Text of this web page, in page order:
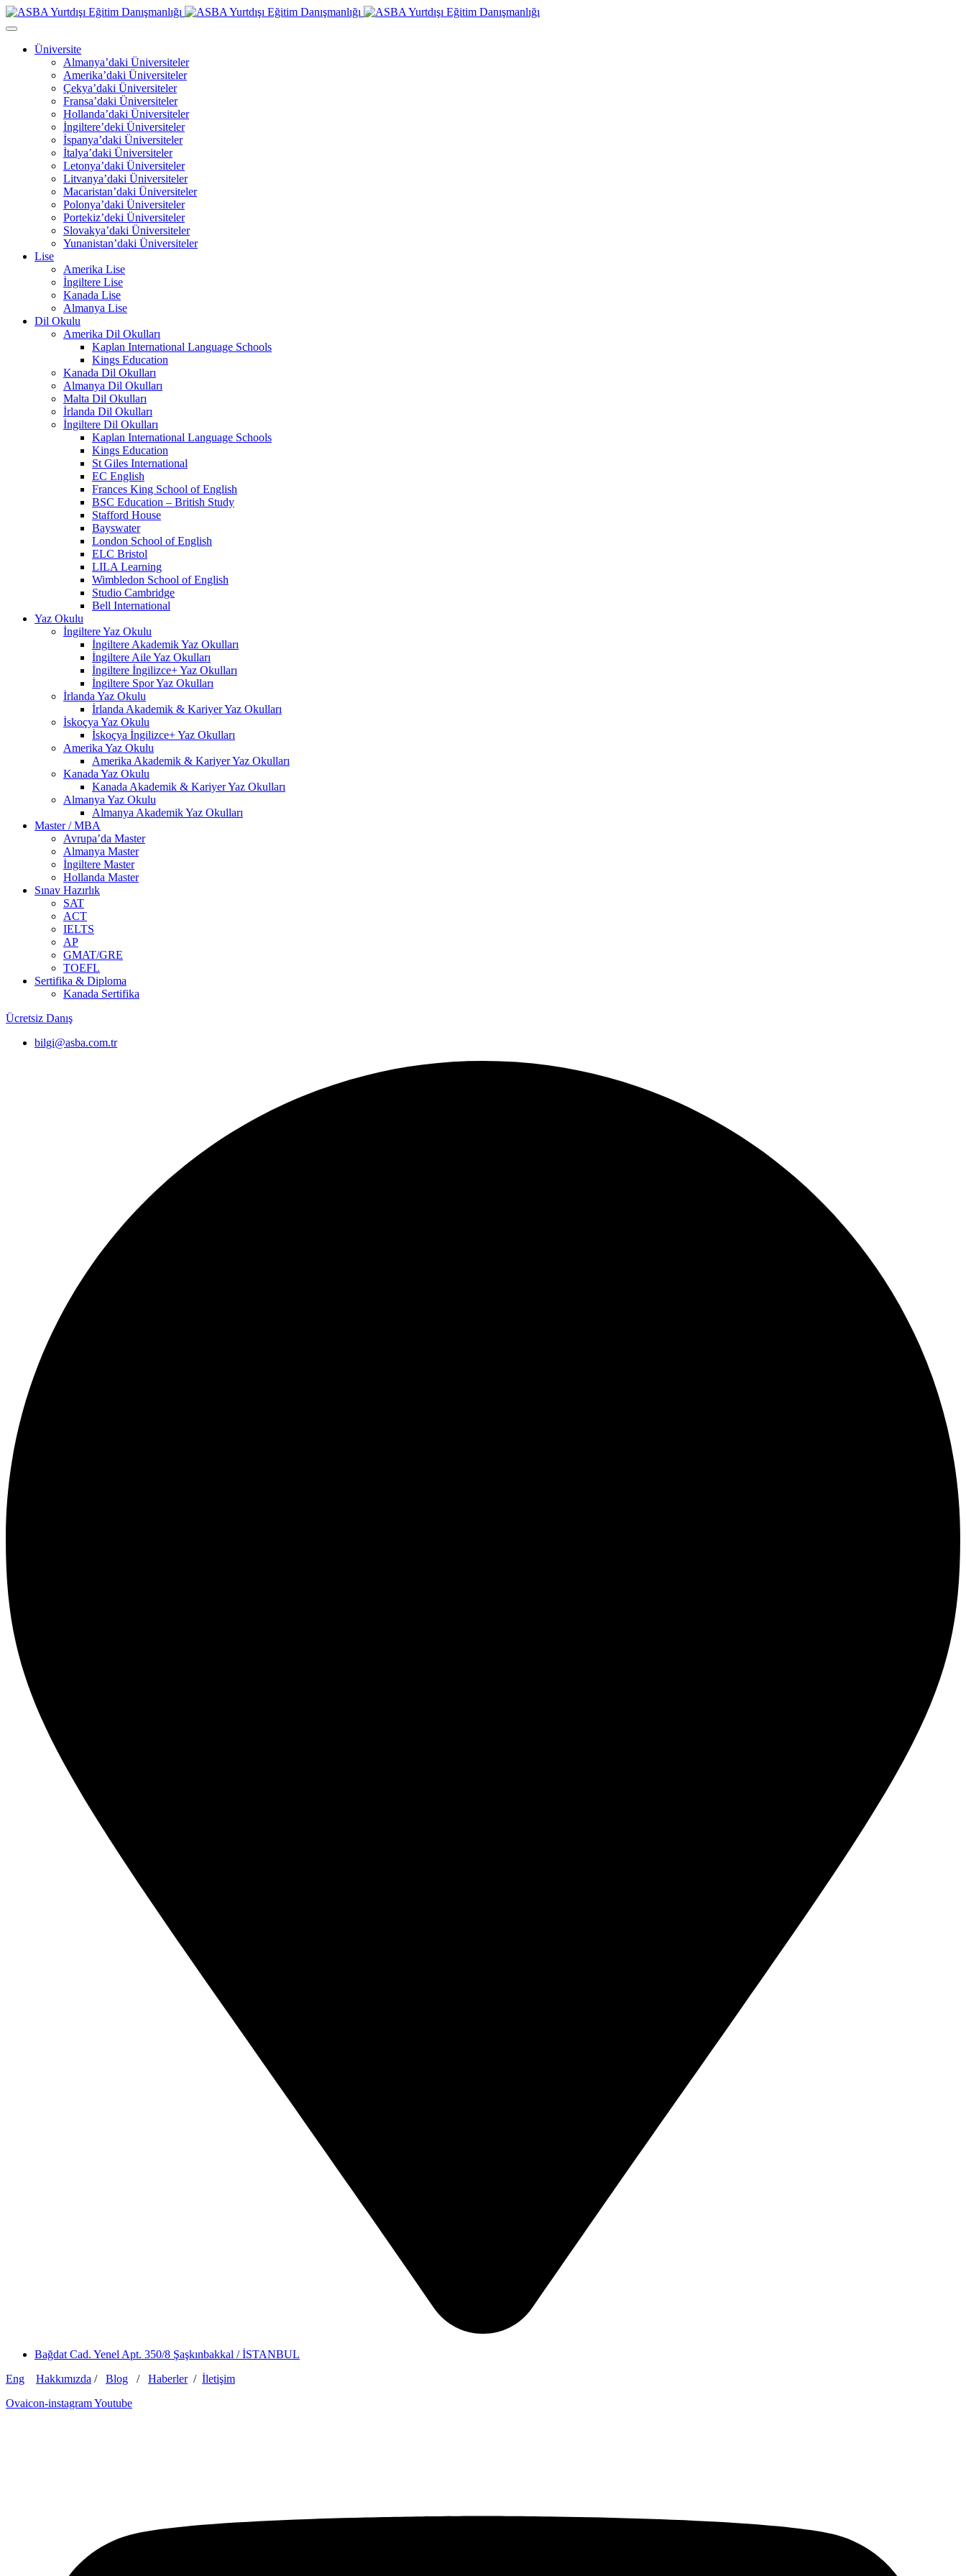
Üniversite
Almanya’daki Üniversiteler
Amerika’daki Üniversiteler
Çekya’daki Üniversiteler
Fransa’daki Üniversiteler
Hollanda’daki Üniversiteler
İngiltere’deki Üniversiteler
İspanya’daki Üniversiteler
İtalya’daki Üniversiteler
Letonya’daki Üniversiteler
Litvanya’daki Üniversiteler
Macaristan’daki Üniversiteler
Polonya’daki Üniversiteler
Portekiz’deki Üniversiteler
Slovakya’daki Üniversiteler
Yunanistan’daki Üniversiteler
Lise
Amerika Lise
İngiltere Lise
Kanada Lise
Almanya Lise
Dil Okulu
Amerika Dil Okulları
Kaplan International Language Schools
Kings Education
Kanada Dil Okulları
Almanya Dil Okulları
Malta Dil Okulları
İrlanda Dil Okulları
İngiltere Dil Okulları
Kaplan International Language Schools
Kings Education
St Giles International
EC English
Frances King School of English
BSC Education – British Study
Stafford House
Bayswater
London School of English
ELC Bristol
LILA Learning
Wimbledon School of English
Studio Cambridge
Bell International
Yaz Okulu
İngiltere Yaz Okulu
İngiltere Akademik Yaz Okulları
İngiltere Aile Yaz Okulları
İngiltere İngilizce+ Yaz Okulları
İngiltere Spor Yaz Okulları
İrlanda Yaz Okulu
İrlanda Akademik & Kariyer Yaz Okulları
İskoçya Yaz Okulu
İskoçya İngilizce+ Yaz Okulları
Amerika Yaz Okulu
Amerika Akademik & Kariyer Yaz Okulları
Kanada Yaz Okulu
Kanada Akademik & Kariyer Yaz Okulları
Almanya Yaz Okulu
Almanya Akademik Yaz Okulları
Master / MBA
Avrupa’da Master
Almanya Master
İngiltere Master
Hollanda Master
Sınav Hazırlık
SAT
ACT
IELTS
AP
GMAT/GRE
TOEFL
Sertifika & Diploma
Kanada Sertifika
Ücretsiz Danış
bilgi@asba.com.tr
Bağdat Cad. Yenel Apt. 350/8 Şaşkınbakkal / İSTANBUL
Eng
Hakkımızda / Blog / Haberler/ İletişim
Ovaicon-instagramYoutube